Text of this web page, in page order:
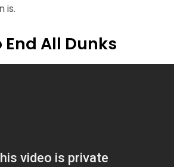
is.
End All Dunks